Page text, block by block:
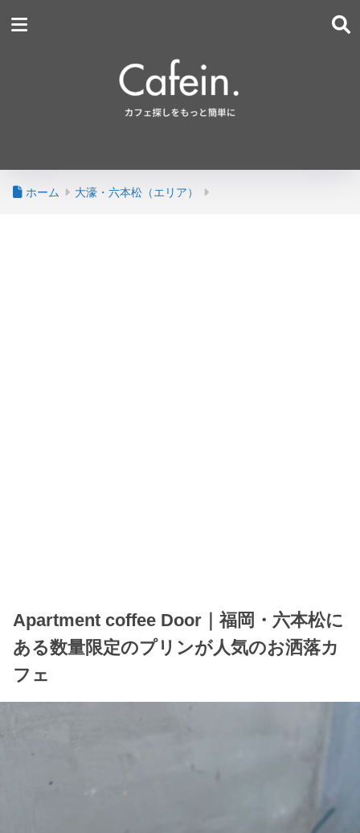
ホーム 大濠・六本松（エリア）
Apartment coffee Door｜福岡・六本松に
ある数量限定のプリンが人気のお洒落カ
フェ